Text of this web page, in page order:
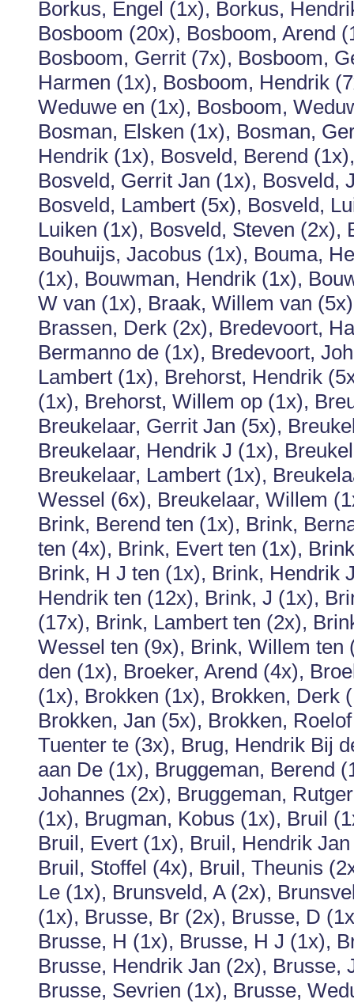
Borkus, Engel (1x), Borkus,
Bosboom (20x), Bosboom, Arend
Bosboom, Gerrit (7x), Bosboom,
Harmen (1x), Bosboom, Hendrik
Weduwe en (1x), Bosboom,
Bosman, Elsken (1x), Bosman,
Hendrik (1x), Bosveld, Berend
Bosveld, Gerrit Jan (1x), Bosveld,
Bosveld, Lambert (5x), Bosveld,
Luiken (1x), Bosveld, Steven
Bouhuijs, Jacobus (1x), Bouma,
(1x), Bouwman, Hendrik (1x),
W van (1x), Braak, Willem van
Brassen, Derk (2x), Bredevoort,
Bermanno de (1x), Bredevoort,
Lambert (1x), Brehorst, Hendrik
(1x), Brehorst, Willem op (1x),
Breukelaar, Gerrit Jan (5x),
Breukelaar, Hendrik J (1x),
Breukelaar, Lambert (1x),
Wessel (6x), Breukelaar, Willem
Brink, Berend ten (1x), Brink,
ten (4x), Brink, Evert ten (1x),
Brink, H J ten (1x), Brink, Hendrik
Hendrik ten (12x), Brink, J (1x),
(17x), Brink, Lambert ten (2x),
Wessel ten (9x), Brink, Willem
den (1x), Broeker, Arend (4x),
(1x), Brokken (1x), Brokken, Derk
Brokken, Jan (5x), Brokken,
Tuenter te (3x), Brug, Hendrik Bij
aan De (1x), Bruggeman, Berend
Johannes (2x), Bruggeman,
(1x), Brugman, Kobus (1x), Bruil
Bruil, Evert (1x), Bruil, Hendrik
Bruil, Stoffel (4x), Bruil, Theunis
Le (1x), Brunsveld, A (2x),
(1x), Brusse, Br (2x), Brusse, D
Brusse, H (1x), Brusse, H J (1x),
Brusse, Hendrik Jan (2x), Brusse,
Brusse, Sevrien (1x), Brusse,